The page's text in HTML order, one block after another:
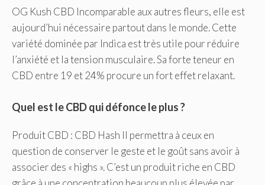
OG Kush CBD Incomparable aux autres fleurs, elle est
aujourd’hui nécessaire partout dans le monde. Cette
variété dominée par Indica est très utile pour réduire
l’anxiété et la tension musculaire. Sa forte teneur en
CBD entre 19 et 24% procure un fort effet relaxant.
Quel est le CBD qui défonce le plus ?
Produit CBD : CBD Hash Il permettra à ceux en
question de conserver le geste et le goût sans avoir à
associer des « highs ». C’est un produit riche en CBD